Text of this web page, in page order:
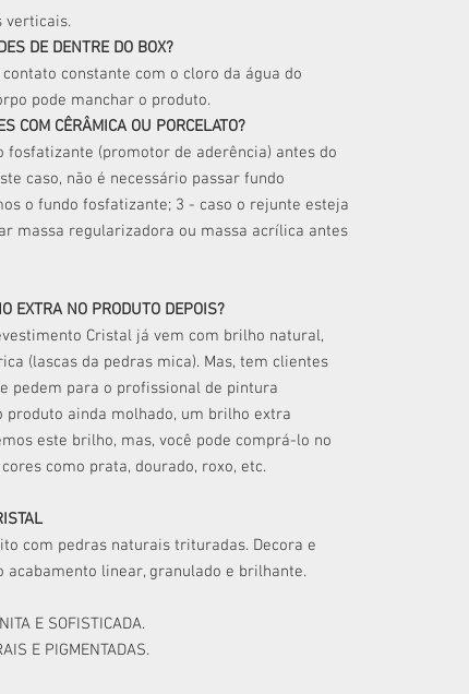
verticais.
DE DENTRE DO BOX?
constante com o cloro da água do
pode manchar o produto.
COM CÊRÂMICA OU PORCELATO?
fosfatizante (promotor de aderência) antes do
caso, não é necessário passar fundo
o fundo fosfatizante; 3 - caso o rejunte esteja
massa regularizadora ou massa acrílica antes
EXTRA NO PRODUTO DEPOIS?
Cristal já vem com brilho natural,
(lascas da pedras mica). Mas, tem clientes
pedem para o profissional de pintura
produto ainda molhado, um brilho extra
este brilho, mas, você pode comprá-lo no
como prata, dourado, roxo, etc.
com pedras naturais trituradas. Decora e
acabamento linear, granulado e brilhante.
E SOFISTICADA.
E PIGMENTADAS.